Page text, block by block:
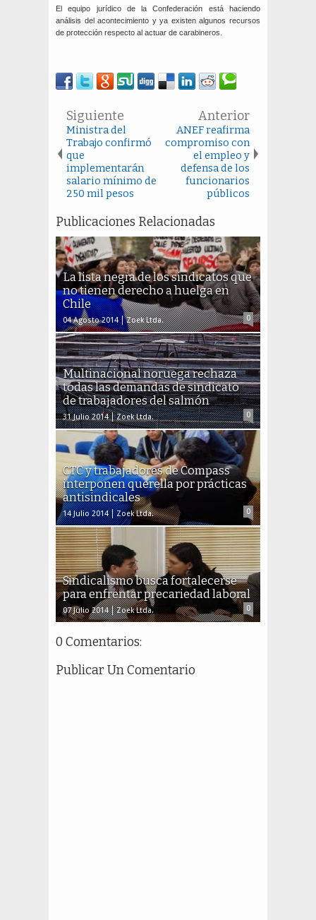
El equipo jurídico de la Confederación está haciendo
análisis del acontecimiento y ya existen algunos recursos
de protección respecto al actuar de carabineros.
Siguiente
Ministra del
Trabajo confirmó
que
implementarán
salario mínimo de
250 mil pesos
Anterior
ANEF reafirma
compromiso con
el empleo y
defensa de los
funcionarios
públicos
Publicaciones Relacionadas
La lista negra de los sindicatos que
no tienen derecho a huelga en
Chile
04 Agosto 2014 Zoek Ltda. 0
Multinacional noruega rechaza
todas las demandas de sindicato
de trabajadores del salmón
31 Julio 2014 Zoek Ltda. 0
CTC y trabajadores de Compass
interponen querella por prácticas
antisindicales
14 Julio 2014 Zoek Ltda. 0
Sindicalismo busca fortalecerse
para enfrentar precariedad laboral
07 Julio 2014 Zoek Ltda. 0
0 Comentarios:
Publicar Un Comentario